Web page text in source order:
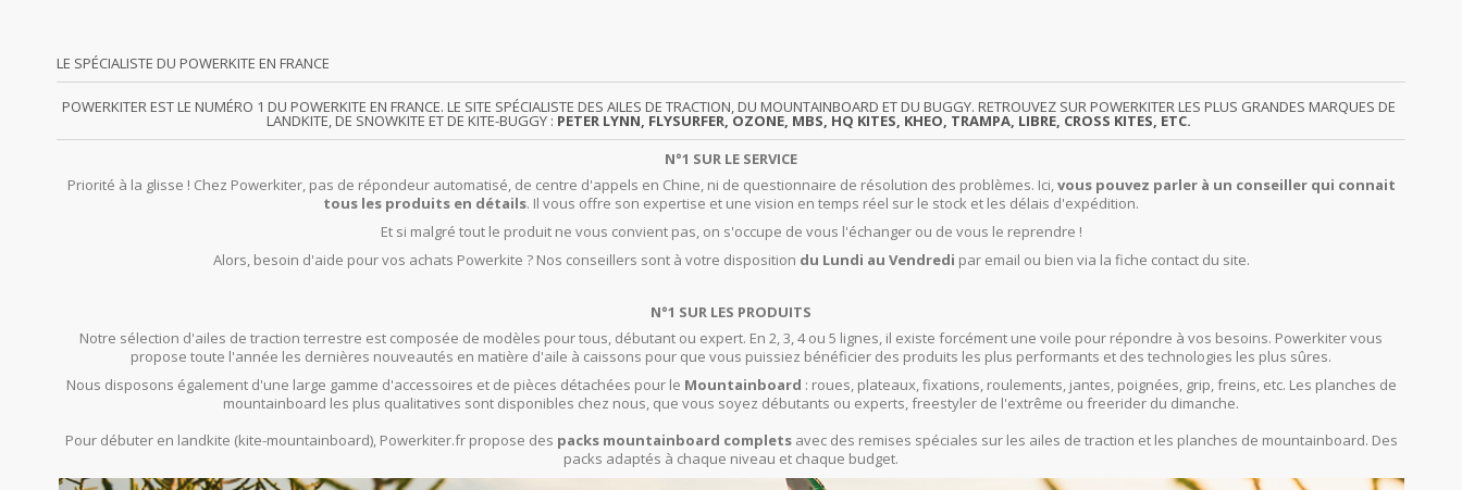
LE SPÉCIALISTE DU POWERKITE EN FRANCE
POWERKITER EST LE NUMÉRO 1 DU POWERKITE EN FRANCE. LE SITE SPÉCIALISTE DES AILES DE TRACTION, DU MOUNTAINBOARD ET DU BUGGY. RETROUVEZ SUR POWERKITER LES PLUS GRANDES MARQUES DE
LANDKITE, DE SNOWKITE ET DE KITE-BUGGY : PETER LYNN, FLYSURFER, OZONE, MBS, HQ KITES, KHEO, TRAMPA, LIBRE, CROSS KITES, ETC.
N°1 SUR LE SERVICE
Priorité à la glisse ! Chez Powerkiter, pas de répondeur automatisé, de centre d'appels en Chine, ni de questionnaire de résolution des problèmes. Ici,vous pouvez parler à un conseiller qui connait
tous les produits en détails. Il vous offre son expertise et une vision en temps réel sur le stock et les délais d'expédition.
Et si malgré tout le produit ne vous convient pas, on s'occupe de vous l'échanger ou de vous le reprendre !
Alors, besoin d'aide pour vos achats Powerkite ? Nos conseillers sont à votre disposition du Lundi au Vendredi par email ou bien via la fiche contact du site.
N°1 SUR LES PRODUITS
Notre sélection d'ailes de traction terrestre est composée de modèles pour tous, débutant ou expert. En 2, 3, 4 ou 5 lignes, il existe forcément une voile pour répondre à vos besoins. Powerkiter vous
propose toute l'année les dernières nouveautés en matière d'aile à caissons pour que vous puissiez bénéficier des produits les plus performants et des technologies les plus sûres.
Nous disposons également d'une large gamme d'accessoires et de pièces détachées pour le Mountainboard : roues, plateaux, fixations, roulements, jantes, poignées, grip, freins, etc. Les planches de
mountainboard les plus qualitatives sont disponibles chez nous, que vous soyez débutants ou experts, freestyler de l'extrême ou freerider du dimanche.
Pour débuter en landkite (kite-mountainboard), Powerkiter.fr propose des packs mountainboard completsavec des remises spéciales sur les ailes de traction et les planches de mountainboard. Des
packs adaptés à chaque niveau et chaque budget.